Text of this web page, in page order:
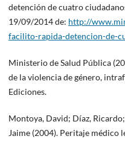
detención de cuatro
19/09/2014 de: http://
facilito-rapida-detencion-de-
Ministerio de Salud Pública
de la violencia de género,
Ediciones.
Montoya, David; Díaz,
Jaime (2004). Peritaje médico